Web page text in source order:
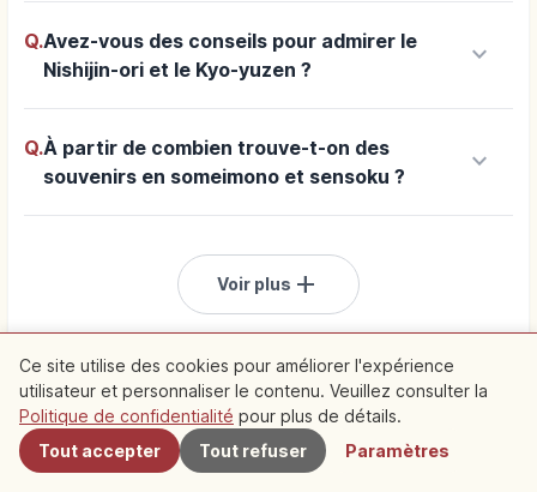
Q.Avez-vous des conseils pour admirer le
Nishijin-ori et le Kyo-yuzen ?
keyboard_arrow_down
Q.À partir de combien trouve-t-on des
souvenirs en someimono et sensoku ?
keyboard_arrow_down
Voir plus add
Sponsorisé
À proximité
Culture Traditionnelle Explorer Kyoto Explorer Toutes les
Ce site utilise des cookies pour améliorer l'expérience
utilisateur et personnaliser le contenu. Veuillez consulter la
Politique de confidentialité pour plus de détails.
Tout accepter
Tout refuser Paramètres